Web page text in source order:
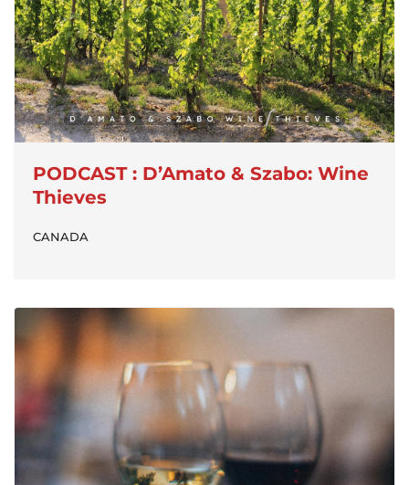
PODCAST : D’Amato & Szabo: Wine
Thieves
CANADA